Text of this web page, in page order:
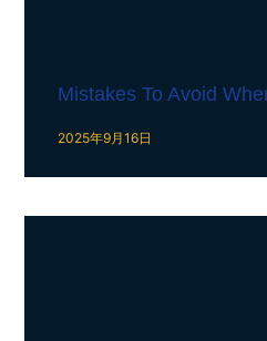
Mistakes To Avoid
2025年9月16日